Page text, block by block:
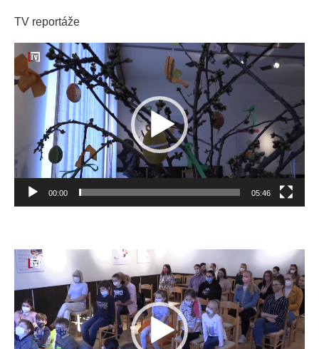
TV reportáže
Video
prehrávač
00:00 05:46
Video
prehrávač